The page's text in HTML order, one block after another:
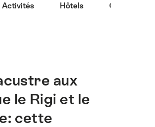
Activités Hôtels Offres
aux
le Rigi et le
cette